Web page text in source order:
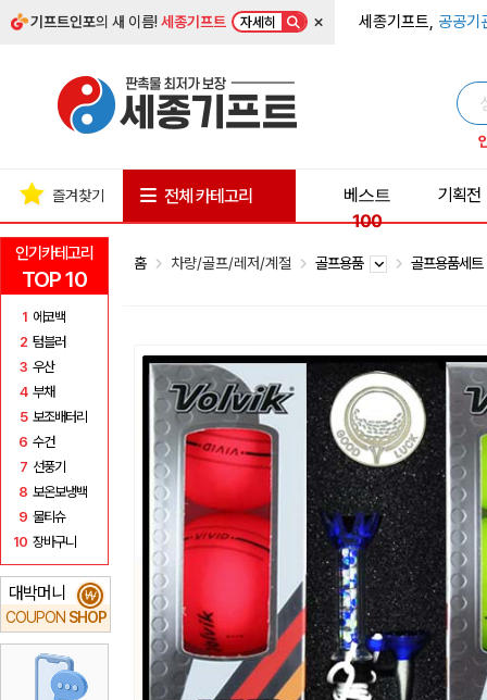
기프트인포의 새 이름!세종기프트 자세히 × 세종기프트, 공공기
인기카테고리
TOP 10
1 에코백
2 텀블러
3 우산
4 부채
5 보조배터리
6 수건
7 선풍기
8 보온보냉백
9 물티슈
10 장바구니
대박머니
COUPON SHOP
₩
즐겨찾기 전체 카테고리
베스트
100
기획전
홈 차량/골프/레저/계절 골프용품 골프용품세